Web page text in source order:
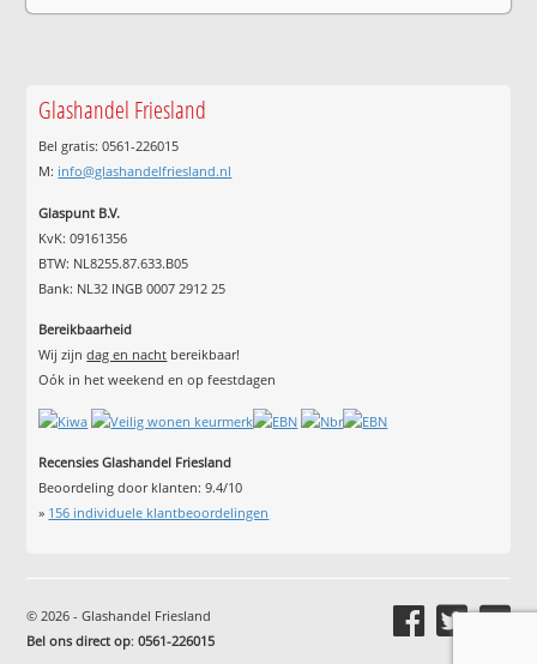
Glashandel Friesland
Bel gratis: 0561-226015
M: info@glashandelfriesland.nl
Glaspunt B.V.
KvK: 09161356
BTW: NL8255.87.633.B05
Bank: NL32 INGB 0007 2912 25
Bereikbaarheid
Wij zijndag en nacht bereikbaar!
Oók in het weekend en op feestdagen
Recensies Glashandel Friesland
Beoordeling door klanten:9.4/10
» 156 individuele klantbeoordelingen
© 2026 - Glashandel Friesland
Bel ons direct op:0561-226015